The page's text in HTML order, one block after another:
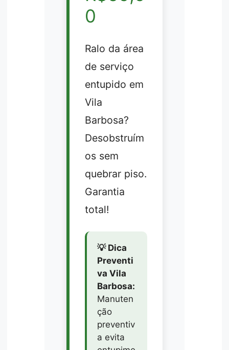
0
Ralo da área
de serviço
entupido em
Vila
Barbosa?
Desobstruím
os sem
quebrar piso.
Garantia
total!
💡 Dica
Preventi
va Vila
Barbosa:
Manuten
ção
preventiv
a evita